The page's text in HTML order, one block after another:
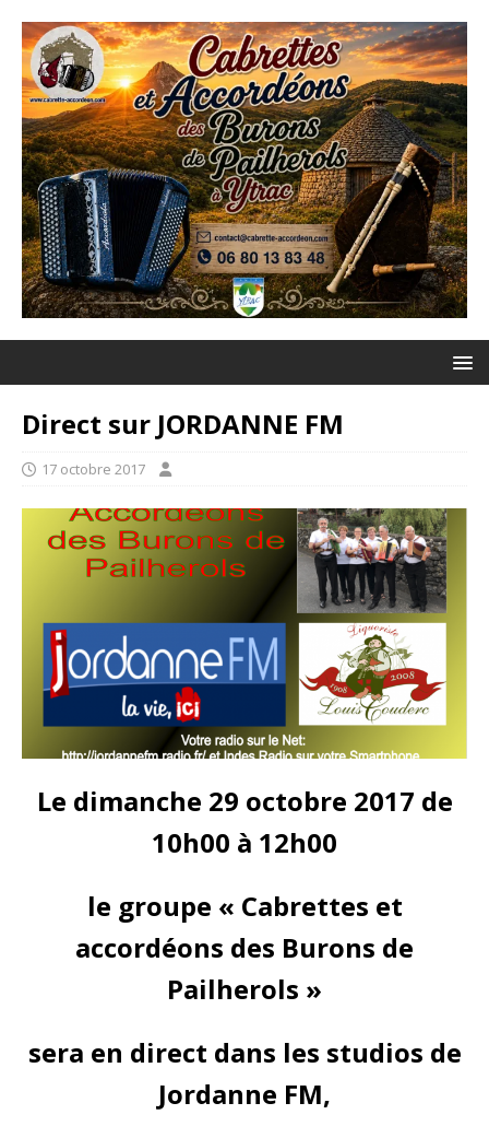
Direct sur JORDANNE FM
17 octobre 2017
Le dimanche 29 octobre 2017 de
10h00 à 12h00
le groupe « Cabrettes et
accordéons des Burons de
Pailherols »
sera en direct dans les studios de
Jordanne FM,